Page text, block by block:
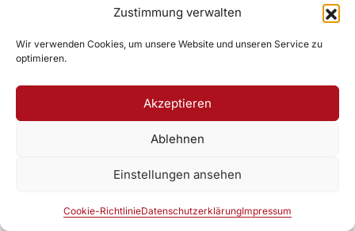
Zustimmung verwalten
Wir verwenden Cookies, um unsere Website und unseren Service zu
optimieren.
Akzeptieren
Ablehnen
Einstellungen ansehen
Cookie-RichtlinieDatenschutzerklärungImpressum
Unser YouTube-Kanal
Zur DAV Webseite